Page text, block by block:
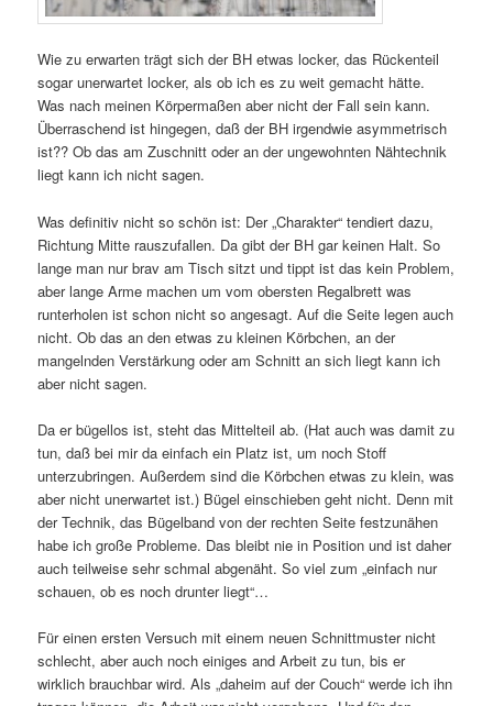
Wie zu erwarten trägt sich der BH etwas locker, das Rückenteil
sogar unerwartet locker, als ob ich es zu weit gemacht hätte.
Was nach meinen Körpermaßen aber nicht der Fall sein kann.
Überraschend ist hingegen, daß der BH irgendwie asymmetrisch
ist?? Ob das am Zuschnitt oder an der ungewohnten Nähtechnik
liegt kann ich nicht sagen.
Was definitiv nicht so schön ist: Der „Charakter“ tendiert dazu,
Richtung Mitte rauszufallen. Da gibt der BH gar keinen Halt. So
lange man nur brav am Tisch sitzt und tippt ist das kein Problem,
aber lange Arme machen um vom obersten Regalbrett was
runterholen ist schon nicht so angesagt. Auf die Seite legen auch
nicht. Ob das an den etwas zu kleinen Körbchen, an der
mangelnden Verstärkung oder am Schnitt an sich liegt kann ich
aber nicht sagen.
Da er bügellos ist, steht das Mittelteil ab. (Hat auch was damit zu
tun, daß bei mir da einfach ein Platz ist, um noch Stoff
unterzubringen. Außerdem sind die Körbchen etwas zu klein, was
aber nicht unerwartet ist.) Bügel einschieben geht nicht. Denn mit
der Technik, das Bügelband von der rechten Seite festzunähen
habe ich große Probleme. Das bleibt nie in Position und ist daher
auch teilweise sehr schmal abgenäht. So viel zum „einfach nur
schauen, ob es noch drunter liegt“…
Für einen ersten Versuch mit einem neuen Schnittmuster nicht
schlecht, aber auch noch einiges and Arbeit zu tun, bis er
wirklich brauchbar wird. Als „daheim auf der Couch“ werde ich ihn